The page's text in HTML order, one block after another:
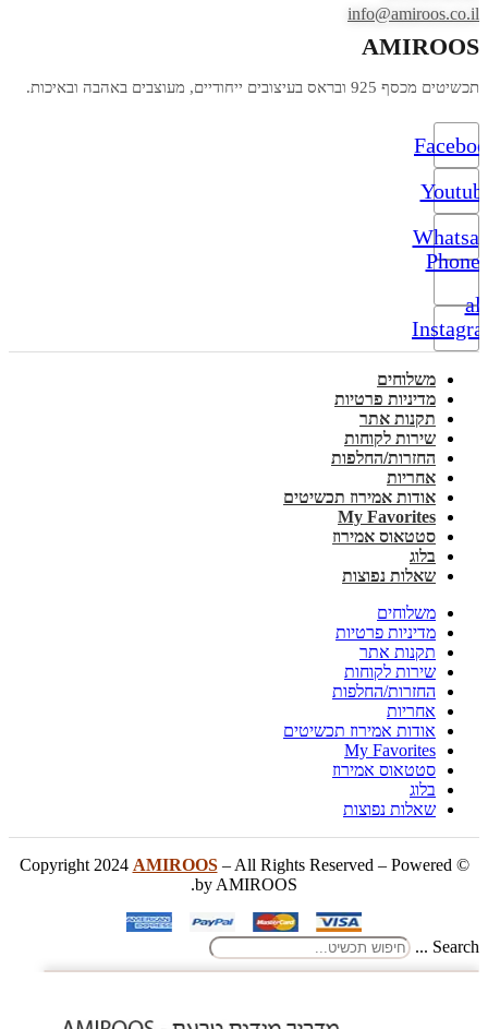
info@amiroos.co.il
AMIROOS
תכשיטים מכסף 925 ובראס בעיצובים ייחודיים, מעוצבים באהבה ובאיכות.
Phone-
alt
משלוחים
מדיניות פרטיות
תקנות אתר
שירות לקוחות
החזרות/החלפות
אחריות
אודות אמירוז תכשיטים
My Favorites
סטטאוס אמירוז
בלוג
שאלות נפוצות
משלוחים
מדיניות פרטיות
תקנות אתר
שירות לקוחות
החזרות/החלפות
אחריות
אודות אמירוז תכשיטים
My Favorites
סטטאוס אמירוז
בלוג
שאלות נפוצות
© Copyright 2024
AMIROOS– All Rights Reserved – Powered
by AMIROOS.
Search ...